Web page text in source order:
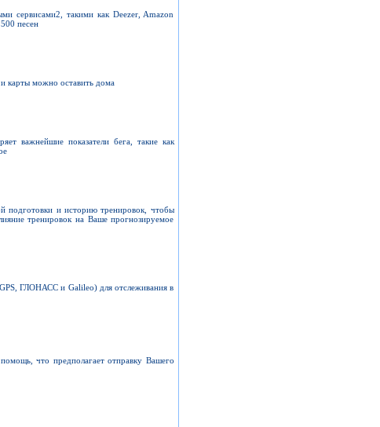
сервисами2, такими как Deezer, Amazon
песен
карты можно оставить дома
важнейшие показатели бега, такие как
подготовки и историю тренировок, чтобы
тренировок на Ваше прогнозируемое
ГЛОНАСС и Galileo) для отслеживания в
что предполагает отправку Вашего